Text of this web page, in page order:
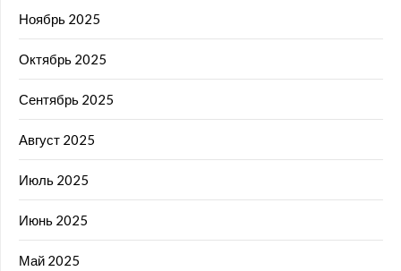
Ноябрь 2025
Октябрь 2025
Сентябрь 2025
Август 2025
Июль 2025
Июнь 2025
Май 2025